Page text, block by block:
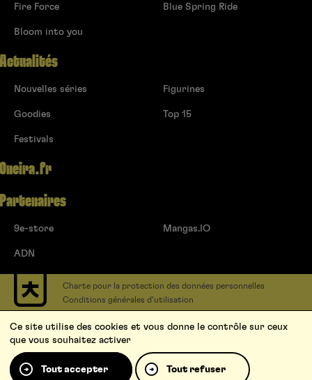
Fire Force
Bloom into you
Blue Spring Ride
Actualités
Nouvelles séries
Goodies
Festivals
Figurines
Top 15
Oneira.fr
Partenaires
9e-store
ADN
Mangas.IO
Charte pour la protection des données personnelles
Conditions générales d’utilisation
Contact
Soumettre un projet
Proposer une série
Qui sommes-nous ?
Ce site utilise des cookies et vous donne le contrôle sur ceux
que vous souhaitez activer
Tout accepter Tout refuser